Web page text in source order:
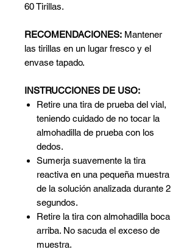
60 Tirillas.
RECOMENDACIONES: Mantener
las tirillas en un lugar fresco y el
envase tapado.
INSTRUCCIONES DE USO:
Retire una tira de prueba del vial,
teniendo cuidado de no tocar la
almohadilla de prueba con los
dedos.
Sumerja suavemente la tira
reactiva en una pequeña muestra
de la solución analizada durante 2
segundos.
Retire la tira con almohadilla boca
arriba. No sacuda el exceso de
muestra.